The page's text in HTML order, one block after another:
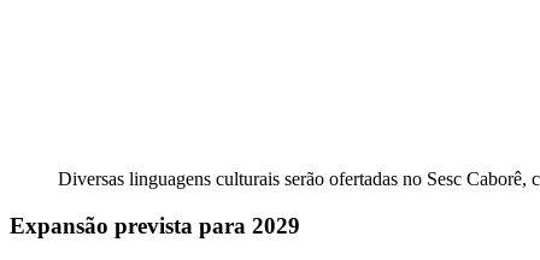
Diversas linguagens culturais serão ofertadas no Sesc Caborê,
Expansão prevista para 2029